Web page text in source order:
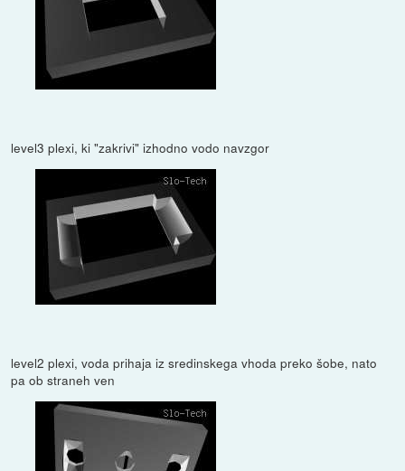
level3 plexi, ki "zakrivi" izhodno vodo navzgor
level2 plexi, voda prihaja iz sredinskega vhoda preko šobe, nato
pa ob straneh ven